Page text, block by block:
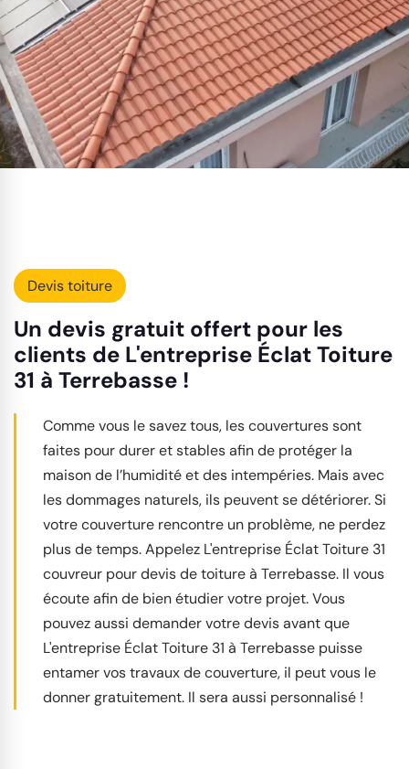
Devis toiture
Un devis gratuit offert pour les
clients de L'entreprise Éclat Toiture
31 à Terrebasse !
Comme vous le savez tous, les couvertures sont
faites pour durer et stables afin de protéger la
maison de l’humidité et des intempéries. Mais avec
les dommages naturels, ils peuvent se détériorer. Si
votre couverture rencontre un problème, ne perdez
plus de temps. Appelez L'entreprise Éclat Toiture 31
couvreur pour devis de toiture à Terrebasse. Il vous
écoute afin de bien étudier votre projet. Vous
pouvez aussi demander votre devis avant que
L'entreprise Éclat Toiture 31 à Terrebasse puisse
entamer vos travaux de couverture, il peut vous le
donner gratuitement. Il sera aussi personnalisé !